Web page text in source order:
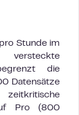
Stunde im
die
Datensätze
Pro (800